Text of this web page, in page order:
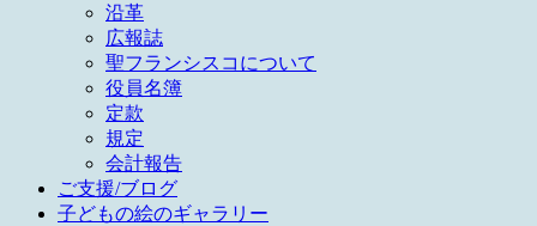
沿革
広報誌
聖フランシスコについて
役員名簿
定款
規定
会計報告
ご支援/ブログ
子どもの絵のギャラリー